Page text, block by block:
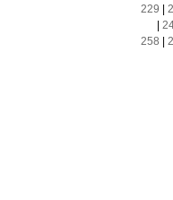
229
258